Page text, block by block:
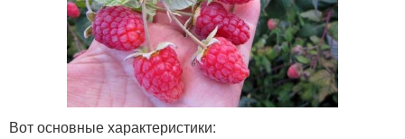
Вот основные характеристики: